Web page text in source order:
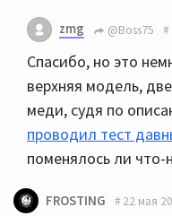
zmg @Boss75
Спасибо, но это
верхняя модель,
меди, судя по
проводил тест
поменялось ли что-
FROSTING 22 мая